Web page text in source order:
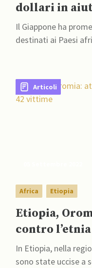
dollari in
Il Giappone ha
destinati ai Paesi
Articoli
Africa Etiopia
Etiopia,
contro
In Etiopia, nella
sono state uccise a